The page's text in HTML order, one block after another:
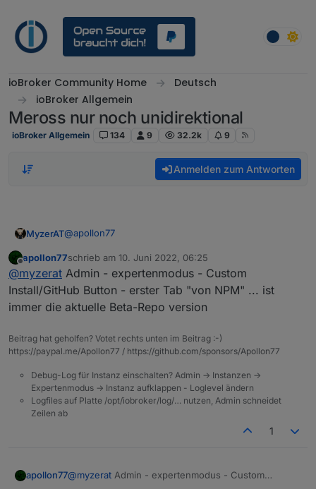
ioBroker Community Home
Deutsch
ioBroker Allgemein
Meross nur noch unidirektional
ioBroker Allgemein 134 9 32.2k 9
Anmelden zum Antworten
MyzerAT@apollon77
Sorry für meine Unwissenheit, aber wie komme ich
auf die 1.11.0 ohne Github, thx
apollon77schrieb am 10. Juni 2022, 06:25
zuletzt editiert von
@myzerat Admin - expertenmodus - Custom
Install/GitHub Button - erster Tab "von NPM" ... ist
immer die aktuelle Beta-Repo version
Beitrag hat geholfen? Votet rechts unten im Beitrag :-)
https://paypal.me/Apollon77 / https://github.com/sponsors/Apollon77
Debug-Log für Instanz einschalten? Admin -> Instanzen ->
Expertenmodus -> Instanz aufklappen - Loglevel ändern
Logfiles auf Platte /opt/iobroker/log/… nutzen, Admin schneidet
Zeilen ab
1
apollon77@myzerat Admin - expertenmodus - Custom